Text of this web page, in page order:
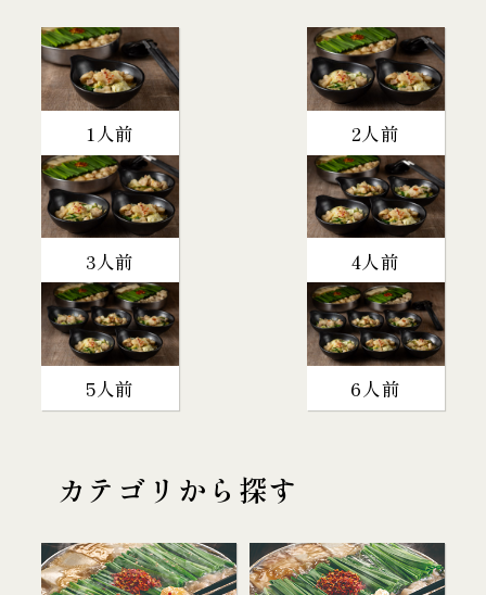
1人前 2人前
3人前 4人前
5人前 6人前
カテゴリから探す